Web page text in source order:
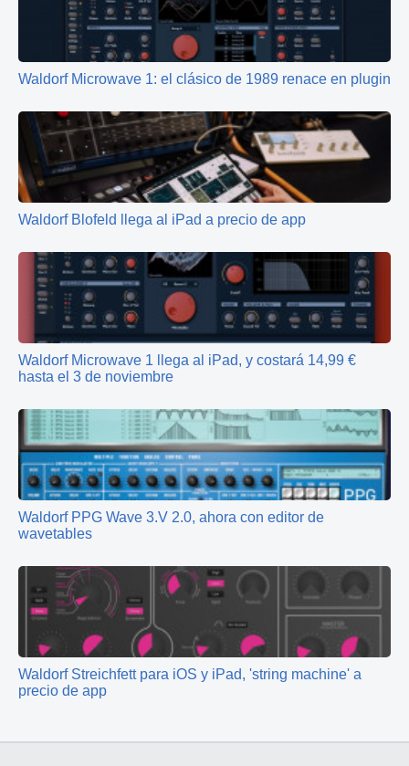
Waldorf Microwave 1: el clásico de 1989 renace en plugin
Waldorf Blofeld llega al iPad a precio de app
Waldorf Microwave 1 llega al iPad, y costará 14,99 €
hasta el 3 de noviembre
Waldorf PPG Wave 3.V 2.0, ahora con editor de
wavetables
Waldorf Streichfett para iOS y iPad, 'string machine' a
precio de app